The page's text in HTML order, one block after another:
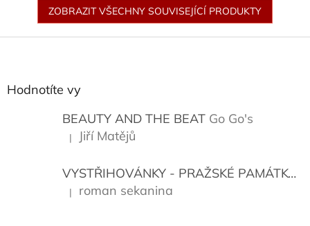
ZOBRAZIT VŠECHNY SOUVISEJÍCÍ PRODUKTY
Hodnotíte vy
BEAUTY AND THE BEAT Go Go's
Hodnocení produktu je 5 z 5 hvězdiček.
| Jiří Matějů
VYSTŘIHOVÁNKY - PRAŽSKÉ PAMÁTKY
Hodnocení produktu je 5 z 5 hvězdiček.
| roman sekanina